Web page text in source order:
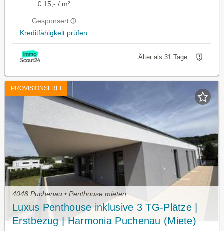
€ 15,- / m²
Gesponsert
Kreditfähigkeit prüfen
Älter als 31 Tage
PROVISIONSFREI
4048 Puchenau • Penthouse mieten
Luxus Penthouse inklusive 3 TG-Plätze |
Erstbezug | Harmonia Puchenau (Miete)